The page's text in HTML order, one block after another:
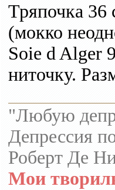
Тряпочка 36
(мокко
Soie d Alger
ниточку.
"Любую
Депрессия
Роберт Де
Мои